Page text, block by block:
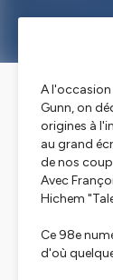
A l'occasion
Gunn, on
origines à
au grand
de nos
Avec
Hichem
Ce 98e
d'où